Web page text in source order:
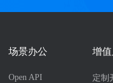
场景办公
Open API
增
定制